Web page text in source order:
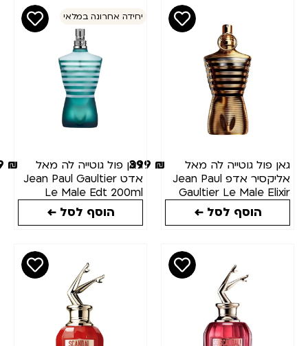
גאן פול גוטייה לה מאל
אליקסיר אדפ Jean Paul
Gaultier Le Male Elixir
edp 125ml
399
הוסף לסל ←
יחידה אחרונה במלאי
ג'אן פול גוטייה לה מאל
אדט Jean Paul Gaultier
Le Male Edt 200ml
389
הוסף לסל ←